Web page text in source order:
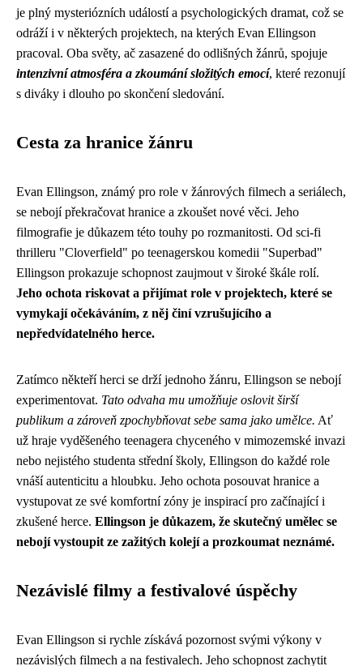
je plný mysteriózních událostí a psychologických dramat, což se
odráží i v některých projektech, na kterých Evan Ellingson
pracoval. Oba světy, ač zasazené do odlišných žánrů, spojuje
intenzivní atmosféra a zkoumání složitých emocí, které rezonují
s diváky i dlouho po skončení sledování.
Cesta za hranice žánru
Evan Ellingson, známý pro role v žánrových filmech a seriálech,
se nebojí překračovat hranice a zkoušet nové věci. Jeho
filmografie je důkazem této touhy po rozmanitosti. Od sci-fi
thrilleru "Cloverfield" po teenagerskou komedii "Superbad"
Ellingson prokazuje schopnost zaujmout v široké škále rolí.
Jeho ochota riskovat a přijímat role v projektech, které se
vymykají očekáváním, z něj činí vzrušujícího a
nepředvídatelného herce.
Zatímco někteří herci se drží jednoho žánru, Ellingson se nebojí
experimentovat. Tato odvaha mu umožňuje oslovit širší
publikum a zároveň zpochybňovat sebe sama jako umělce. Ať
už hraje vyděšeného teenagera chyceného v mimozemské invazi
nebo nejistého studenta střední školy, Ellingson do každé role
vnáší autenticitu a hloubku. Jeho ochota posouvat hranice a
vystupovat ze své komfortní zóny je inspirací pro začínající i
zkušené herce. Ellingson je důkazem, že skutečný umělec se
nebojí vystoupit ze zažitých kolejí a prozkoumat neznámé.
Nezávislé filmy a festivalové úspěchy
Evan Ellingson si rychle získává pozornost svými výkony v
nezávislých filmech a na festivalech. Jeho schopnost zachytit